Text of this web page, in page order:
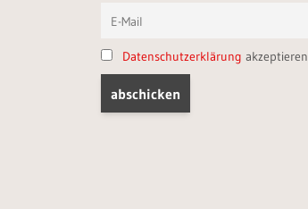
Datenschutzerklärung akzeptieren